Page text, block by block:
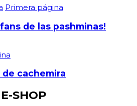
Primera página
de las pashminas!
de cachemira
SHOP